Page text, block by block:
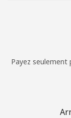
Payez seulement